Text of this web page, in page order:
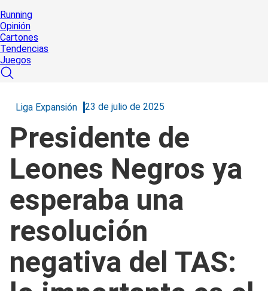
Running
Opinión
Cartones
Tendencias
Juegos
Liga Expansión 23 de julio de 2025
Presidente de
Leones Negros ya
esperaba una
resolución
negativa del TAS: